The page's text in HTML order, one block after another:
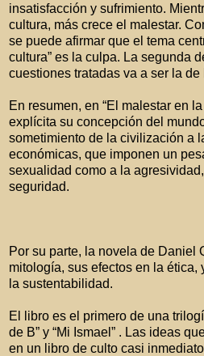
insatisfacción y sufrimiento.
cultura, más crece el malestar.
se puede afirmar que el tema
cultura” es la culpa. La segunda
cuestiones tratadas va a ser la
En resumen, en “El malestar en
explícita su concepción del
sometimiento de la civilización a
económicas, que imponen un
sexualidad como a la
seguridad.
Por su parte, la novela de Daniel
mitología, sus efectos en la ética,
la sustentabilidad.
El libro es el primero de una
de B” y “Mi Ismael” . Las ideas
en un libro de culto casi